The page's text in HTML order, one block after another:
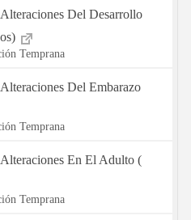
Del Desarrollo
Temprana
Del Embarazo
Temprana
En El Adulto (
Temprana